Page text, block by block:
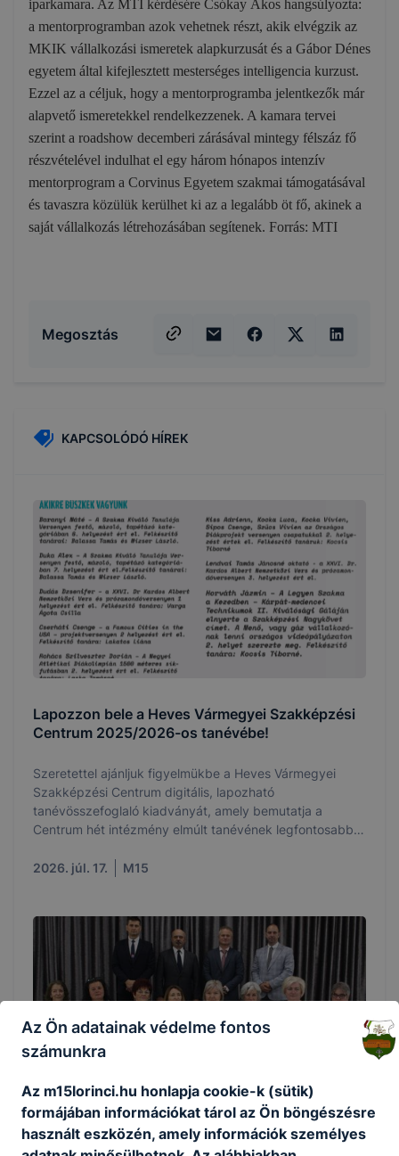
iparkamara. Az MTI kérdésére Csókay Ákos hangsúlyozta:
a mentorprogramban azok vehetnek részt, akik elvégzik az
MKIK vállalkozási ismeretek alapkurzusát és a Gábor Dénes
egyetem által kifejlesztett mesterséges intelligencia kurzust.
Ezzel az a céljuk, hogy a mentorprogramba jelentkezők már
alapvető ismeretekkel rendelkezzenek. A kamara tervei
szerint a roadshow decemberi zárásával mintegy félszáz fő
részvételével indulhat el egy három hónapos intenzív
mentorprogram a Corvinus Egyetem szakmai támogatásával
és tavaszra közülük kerülhet ki az a legalább öt fő, akinek a
saját vállalkozás létrehozásában segítenek. Forrás: MTI
Megosztás
KAPCSOLÓDÓ HÍREK
Lapozzon bele a Heves Vármegyei Szakképzési
Centrum 2025/2026-os tanévébe!
Szeretettel ajánljuk figyelmükbe a Heves Vármegyei
Szakképzési Centrum digitális, lapozható
tanévösszefoglaló kiadványát, amely bemutatja a
Centrum hét intézmény elmúlt tanévének legfontosabb
2026. júl. 17.
M15
Tehetség, tudás, kitartás
Az Ön adatainak védelme fontos
számunkra
Az m15lorinci.hu honlapja cookie-k (sütik)
formájában információkat tárol az Ön böngészésre
használt eszközén, amely információk személyes